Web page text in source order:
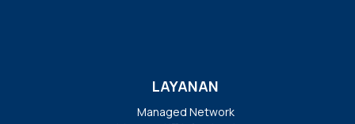
LAYANAN
Managed Network